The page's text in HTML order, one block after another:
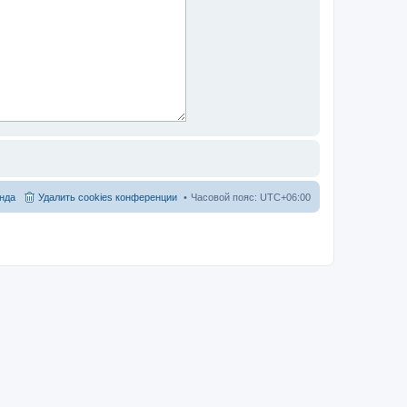
Часовой пояс: UTC+06:00
Удалить cookies конференции